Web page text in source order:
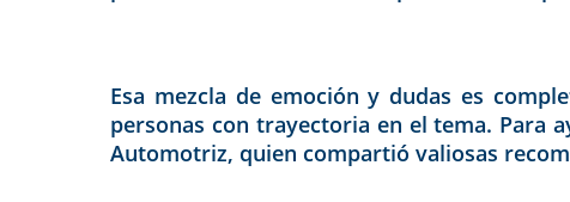
Esa mezcla de emoción y dudas es
personas con trayectoria en el tema. Para
Automotriz, quien compartió valiosas